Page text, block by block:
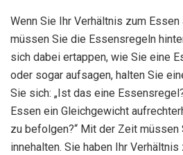
Wenn Sie Ihr Verhältnis zum Essen
müssen Sie die Essensregeln
sich dabei ertappen, wie Sie eine
oder sogar aufsagen, halten Sie
Sie sich: „Ist das eine
Essen ein Gleichgewicht
zu befolgen?“ Mit der Zeit müssen
innehalten. Sie haben Ihr